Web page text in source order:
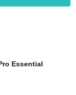
Essential